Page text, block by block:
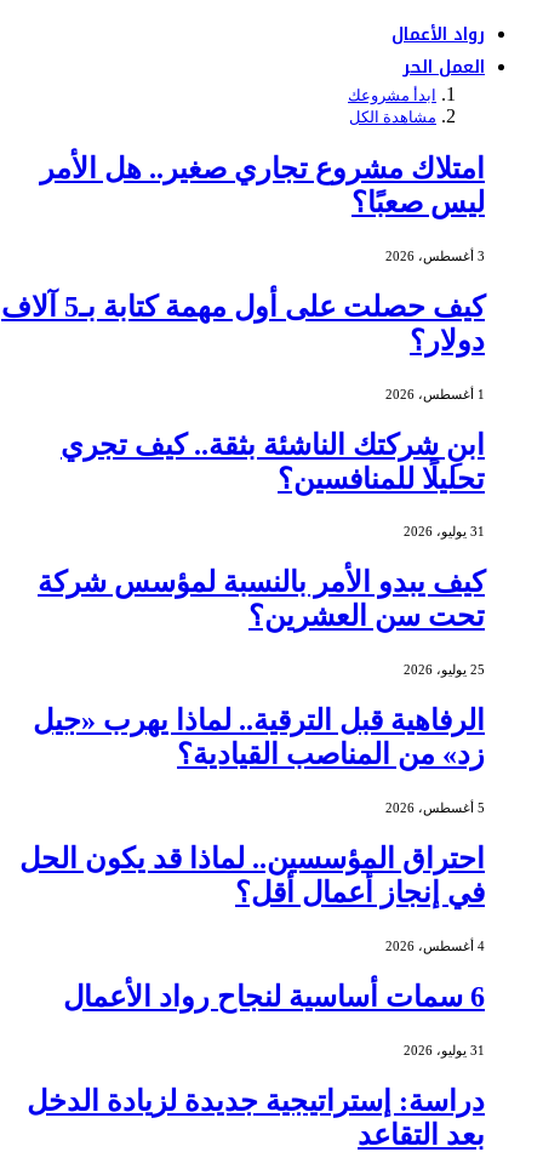
رواد الأعمال
العمل الحر
ابدأ مشروعك
مشاهدة الكل
امتلاك مشروع تجاري صغير.. هل الأمر
ليس صعبًا؟
3 أغسطس، 2026
كيف حصلت على أول مهمة كتابة بـ5 آلاف
دولار؟
1 أغسطس، 2026
ابنِ شركتك الناشئة بثقة.. كيف تجري
تحليلًا للمنافسين؟
31 يوليو، 2026
كيف يبدو الأمر بالنسبة لمؤسس شركة
تحت سن العشرين؟
25 يوليو، 2026
الرفاهية قبل الترقية.. لماذا يهرب «جيل
زد» من المناصب القيادية؟
5 أغسطس، 2026
احتراق المؤسسين.. لماذا قد يكون الحل
في إنجاز أعمال أقل؟
4 أغسطس، 2026
6 سمات أساسية لنجاح رواد الأعمال
31 يوليو، 2026
دراسة: إستراتيجية جديدة لزيادة الدخل
بعد التقاعد